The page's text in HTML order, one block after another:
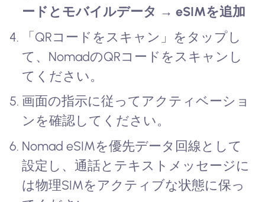
ードとモバイルデータ → eSIMを追加
「QRコードをスキャン」をタップし
て、NomadのQRコードをスキャンし
てください。
画面の指示に従ってアクティベーショ
ンを確認してください。
Nomad eSIMを優先データ回線として
設定し、通話とテキストメッセージに
は物理SIMをアクティブな状態に保っ